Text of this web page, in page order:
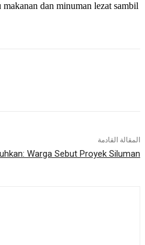
dan minuman lezat sambil
المقالة القادمة
Warga Sebut Proyek Siluman